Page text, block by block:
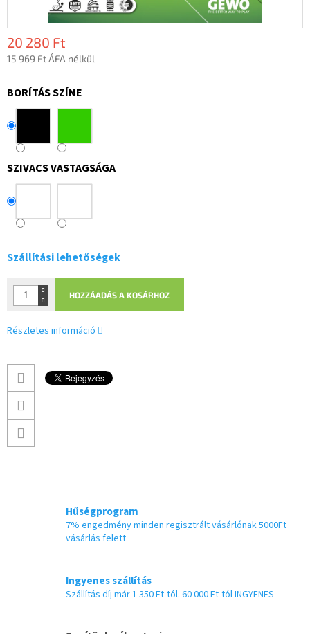
20 280 Ft
15 969 Ft ÁFA nélkül
BORÍTÁS SZÍNE
SZIVACS VASTAGSÁGA
Szállítási lehetőségek
HOZZÁADÁS A KOSÁRHOZ
Részletes információ
Hűségprogram
7% engedmény minden regisztrált vásárlónak 5000Ft
vásárlás felett
Ingyenes szállítás
Szállítás díj már 1 350 Ft-tól. 60 000 Ft-tól INGYENES